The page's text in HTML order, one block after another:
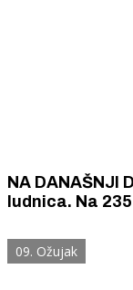
NA DANAŠNJI
ludnica. Na
09. Ožujak